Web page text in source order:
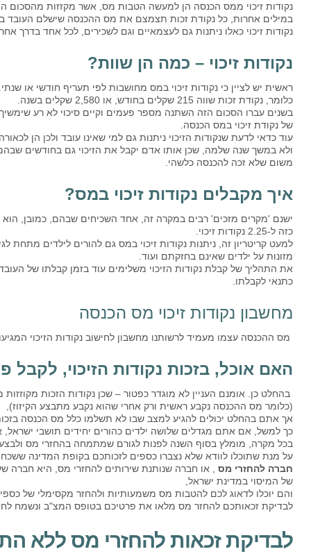
נקודות זיכוי ממס הכנסה הן למעשה הטבות מס, אשר מקזזות מהסכום
במילים אחרות, כל נקודת זכות תצמצם את מס ההכנסה שישלם העובד
נקודות זיכוי כאלו ניתנות גם לעצמאיים וגם לשכירים, לכל אחד בדרך
נקודות זיכוי – כמה הן שוות?
ראשית יש לציין כי נקודות זיכוי במס מחושבות לפי תעריף חודשי או שנתי.
כלומר, נקודת זכות שווה 215 שקלים בחודש, או 2,580 שקלים בשנה.
של נקודת זיכוי במס הכנסה.
עוד כדאי לדעת שנקודות הזיכוי ניתנות גם למי שאינו עובד ולכן הן
ולא במשך שנה שלמה, שכן אותו אדם יקבל את הזיכוי גם בחודשים
משום שלא זכה להכנסה כלשהי.
איך מקבלים נקודות זיכוי במס?
ישנם 'מקרים מזכים' רבים במקרה זה, אחד השכיחים שבהם, כמובן, הוא
כזה ל-2.25 נקודות זיכוי.
מזונות על ילדים שאינם בחזקתם ועוד.
את התהליך של קבלת נקודות הזיכוי משלימים עוד בזמן קבלתו של
כתנאי לקבלתו.
מחשבון נקודות זיכוי מס הכנסה
מס ההכנסה עצמו מעמיד לרשותנו מחשבון לחישוב נקודות הזיכוי
האם אוכל, בזכות נקודות הזיכוי,
בהחלט כן. אומנם העניין לא מוגדר כפטור – שכן נקודות הזכות
(כלומר מס ההכנסה נקבע ראשית ורק אחרי שהוא נקבע מתבצע הקיזוז),
אך אתם בהחלט יכולים להגיע למצב שבו לא תשלמו כלל מס הכנסה
כך למשל, אם אתם מגדלים שלושה ילדים כהורים יחידים תושבי ישראל,
בכל מקרה, מומלץ בסוף השנה לפנות לגורם שמתמחה בהחזרי מס ולבצע הליך של
על מנת שתוכלו לוודא שלא נצברו כספים לזכותכם בקופת המדינה
חברה להחזרי מס , או חברה שנותנת שירותים להחזרי מס, היא חברה
של המיסוי במדינת ישראל,
והם יוכלו לדאוג לכם להטבות מס משמעותיות ולהחזר מקסימלי של
לבדיקת זכאותכם להחזר מס מלאו את פרטיכם בטופס המצ"ב ונשמח
לבדיקת זכאות להחזרי מס ללא